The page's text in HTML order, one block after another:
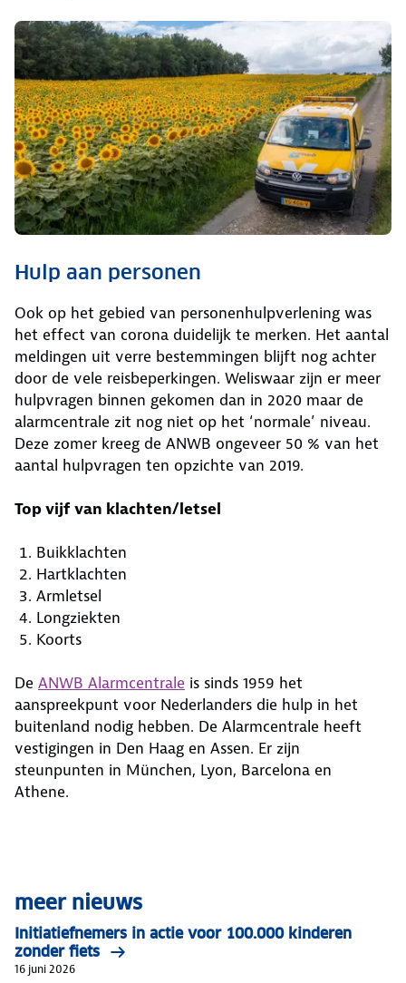
Hulp aan personen
Ook op het gebied van personenhulpverlening was
het effect van corona duidelijk te merken. Het aantal
meldingen uit verre bestemmingen blijft nog achter
door de vele reisbeperkingen. Weliswaar zijn er meer
hulpvragen binnen gekomen dan in 2020 maar de
alarmcentrale zit nog niet op het ‘normale’ niveau.
Deze zomer kreeg de ANWB ongeveer 50 % van het
aantal hulpvragen ten opzichte van 2019.
Top vijf van klachten/letsel
Buikklachten
Hartklachten
Armletsel
Longziekten
Koorts
De ANWB Alarmcentrale is sinds 1959 het
aanspreekpunt voor Nederlanders die hulp in het
buitenland nodig hebben. De Alarmcentrale heeft
vestigingen in Den Haag en Assen. Er zijn
steunpunten in München, Lyon, Barcelona en
Athene.
meer nieuws
Initiatiefnemers in actie voor 100.000 kinderen
zonder fiets
16 juni 2026